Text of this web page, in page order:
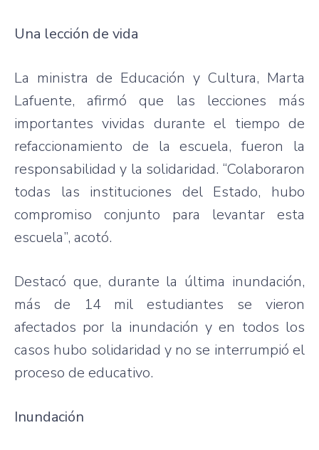
Una lección de vida
La ministra de Educación y Cultura, Marta
Lafuente, afirmó que las lecciones más
importantes vividas durante el tiempo de
refaccionamiento de la escuela, fueron la
responsabilidad y la solidaridad. “Colaboraron
todas las instituciones del Estado, hubo
compromiso conjunto para levantar esta
escuela”, acotó.
Destacó que, durante la última inundación,
más de 14 mil estudiantes se vieron
afectados por la inundación y en todos los
casos hubo solidaridad y no se interrumpió el
proceso de educativo.
Inundación